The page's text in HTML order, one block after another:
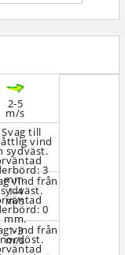
2-5
m/s
1-4
m/s
1-3
m/s